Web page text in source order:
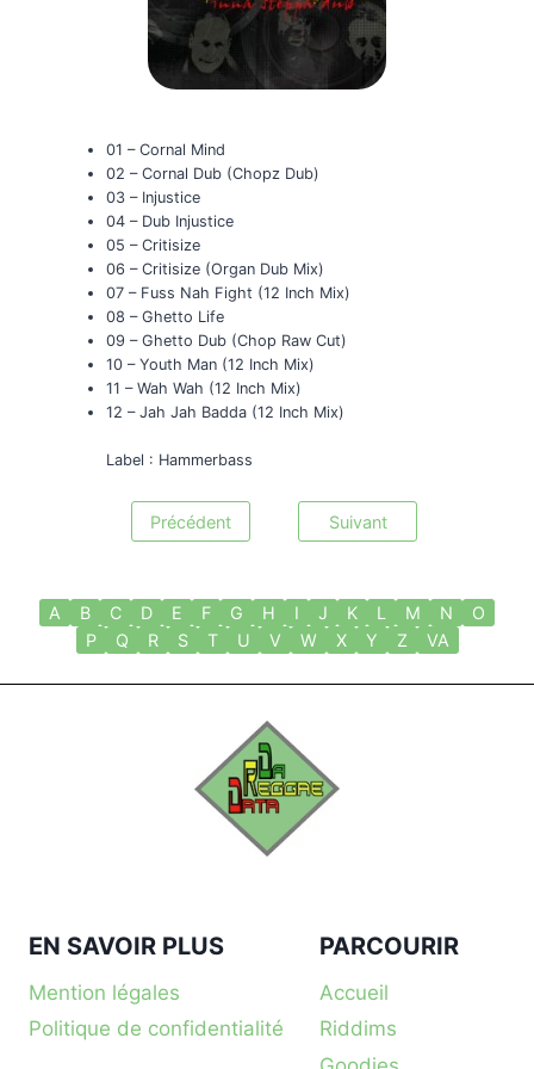
01 – Cornal Mind
02 – Cornal Dub (Chopz Dub)
03 – Injustice
04 – Dub Injustice
05 – Critisize
06 – Critisize (Organ Dub Mix)
07 – Fuss Nah Fight (12 Inch Mix)
08 – Ghetto Life
09 – Ghetto Dub (Chop Raw Cut)
10 – Youth Man (12 Inch Mix)
11 – Wah Wah (12 Inch Mix)
12 – Jah Jah Badda (12 Inch Mix)
Label : Hammerbass
Précédent Suivant
A B C D E F G H I J K L M N
O
P
Q R S T U V W X Y Z VA
EN SAVOIR PLUS
Mention légales
Politique de confidentialité
PARCOURIR
Accueil
Riddims